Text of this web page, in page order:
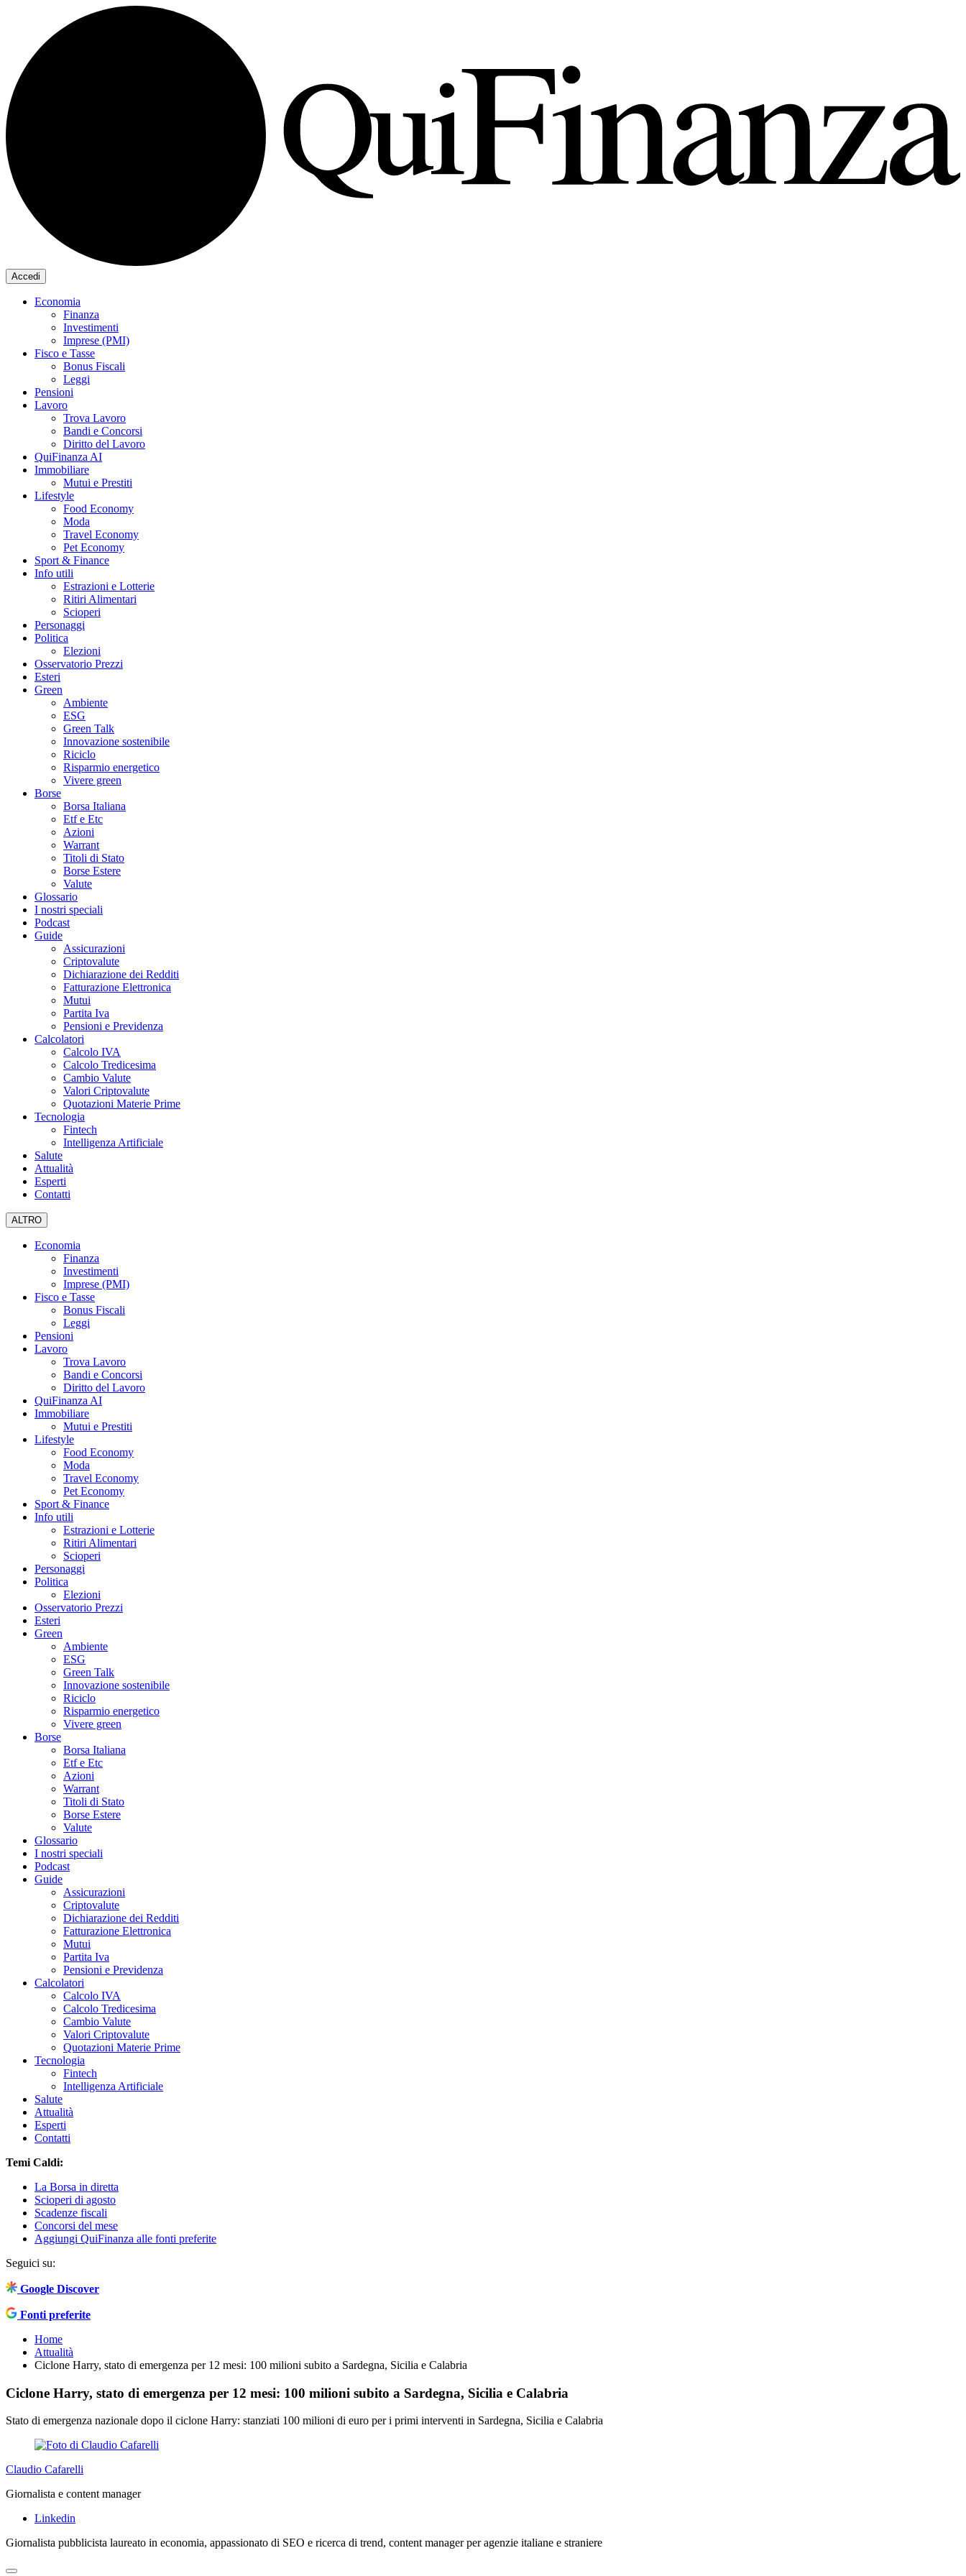
Accedi
Economia
Finanza
Investimenti
Imprese (PMI)
Fisco e Tasse
Bonus Fiscali
Leggi
Pensioni
Lavoro
Trova Lavoro
Bandi e Concorsi
Diritto del Lavoro
QuiFinanza AI
Immobiliare
Mutui e Prestiti
Lifestyle
Food Economy
Moda
Travel Economy
Pet Economy
Sport & Finance
Info utili
Estrazioni e Lotterie
Ritiri Alimentari
Scioperi
Personaggi
Politica
Elezioni
Osservatorio Prezzi
Esteri
Green
Ambiente
ESG
Green Talk
Innovazione sostenibile
Riciclo
Risparmio energetico
Vivere green
Borse
Borsa Italiana
Etf e Etc
Azioni
Warrant
Titoli di Stato
Borse Estere
Valute
Glossario
I nostri speciali
Podcast
Guide
Assicurazioni
Criptovalute
Dichiarazione dei Redditi
Fatturazione Elettronica
Mutui
Partita Iva
Pensioni e Previdenza
Calcolatori
Calcolo IVA
Calcolo Tredicesima
Cambio Valute
Valori Criptovalute
Quotazioni Materie Prime
Tecnologia
Fintech
Intelligenza Artificiale
Salute
Attualità
Esperti
Contatti
ALTRO
Economia
Finanza
Investimenti
Imprese (PMI)
Fisco e Tasse
Bonus Fiscali
Leggi
Pensioni
Lavoro
Trova Lavoro
Bandi e Concorsi
Diritto del Lavoro
QuiFinanza AI
Immobiliare
Mutui e Prestiti
Lifestyle
Food Economy
Moda
Travel Economy
Pet Economy
Sport & Finance
Info utili
Estrazioni e Lotterie
Ritiri Alimentari
Scioperi
Personaggi
Politica
Elezioni
Osservatorio Prezzi
Esteri
Green
Ambiente
ESG
Green Talk
Innovazione sostenibile
Riciclo
Risparmio energetico
Vivere green
Borse
Borsa Italiana
Etf e Etc
Azioni
Warrant
Titoli di Stato
Borse Estere
Valute
Glossario
I nostri speciali
Podcast
Guide
Assicurazioni
Criptovalute
Dichiarazione dei Redditi
Fatturazione Elettronica
Mutui
Partita Iva
Pensioni e Previdenza
Calcolatori
Calcolo IVA
Calcolo Tredicesima
Cambio Valute
Valori Criptovalute
Quotazioni Materie Prime
Tecnologia
Fintech
Intelligenza Artificiale
Salute
Attualità
Esperti
Contatti
Temi Caldi:
La Borsa in diretta
Scioperi di agosto
Scadenze fiscali
Concorsi del mese
Aggiungi QuiFinanza alle fonti preferite
Seguici su:
Google Discover
Fonti preferite
Home
Attualità
Ciclone Harry, stato di emergenza per 12 mesi: 100 milioni subito a Sardegna, Sicilia e Calabria
Ciclone Harry, stato di emergenza per 12 mesi: 100 milioni subito a Sardegna, Sicilia e Calabria
Stato di emergenza nazionale dopo il ciclone Harry: stanziati 100 milioni di euro per i primi interventi in Sardegna, Sicilia e Calabria
Claudio Cafarelli
Giornalista e content manager
Linkedin
Giornalista pubblicista laureato in economia, appassionato di SEO e ricerca di trend, content manager per agenzie italiane e straniere